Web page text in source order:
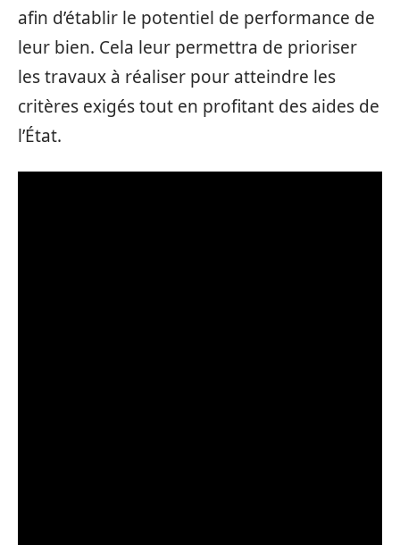
afin d’établir le potentiel de performance de
leur bien. Cela leur permettra de prioriser
les travaux à réaliser pour atteindre les
critères exigés tout en profitant des aides de
l’État.